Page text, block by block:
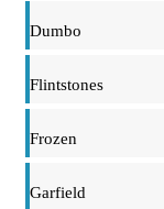
Dumbo
Flintstones
Frozen
Garfield